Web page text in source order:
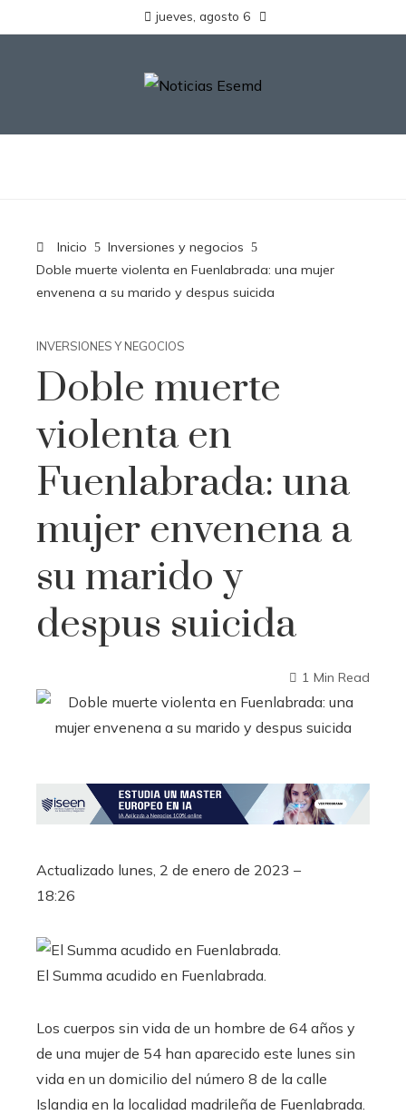
jueves, agosto 6
Inicio
Inversiones y negocios
Doble muerte violenta en Fuenlabrada: una mujer
envenena a su marido y despus suicida
INVERSIONES Y NEGOCIOS
Doble muerte
violenta en
Fuenlabrada: una
mujer envenena a
su marido y
despus suicida
1 Min Read
Actualizado lunes, 2 de enero de 2023 –
18:26
El Summa acudido en Fuenlabrada.
Los cuerpos sin vida de un hombre de 64 años y
de una mujer de 54 han aparecido este lunes sin
vida en un domicilio del número 8 de la calle
Islandia en la localidad madrileña de Fuenlabrada.